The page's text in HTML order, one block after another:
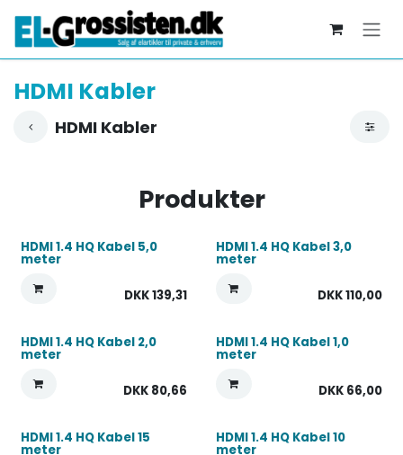
HDMI Kabler
HDMI Kabler
Produkter
HDMI 1.4 HQ Kabel 5,0
meter
DKK139,31
HDMI 1.4 HQ Kabel 3,0
meter
DKK110,00
HDMI 1.4 HQ Kabel 2,0
meter
DKK 80,66
HDMI 1.4 HQ Kabel 1,0
meter
DKK 66,00
HDMI 1.4 HQ Kabel 15
meter
HDMI 1.4 HQ Kabel 10
meter